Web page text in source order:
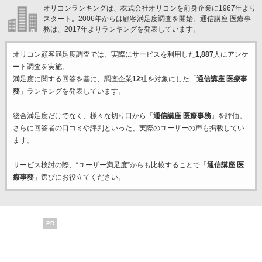
オリコンランキングは、株式会社オリコンを前身企業に1967年より
スタート。2006年からは顧客満足度調査を開始。通信講座 医療事
務は、2017年よりランキングを発表しています。
オリコン顧客満足度調査では、実際にサービスを利用した1,887人にアンケ
ート調査を実施。
満足度に関する回答を基に、調査企業12社を対象にした「 通信講座 医療事
務」ランキングを発表しています。
総合満足度だけでなく、様々な切り口から「 通信講座 医療事務」を評価。
さらに回答者の口コミや評判といった、実際のユーザーの声も掲載してい
ます。
サービス検討の際、“ユーザー満足度”からも比較することで「 通信講座 医
療事務」選びにお役立てください。
PR